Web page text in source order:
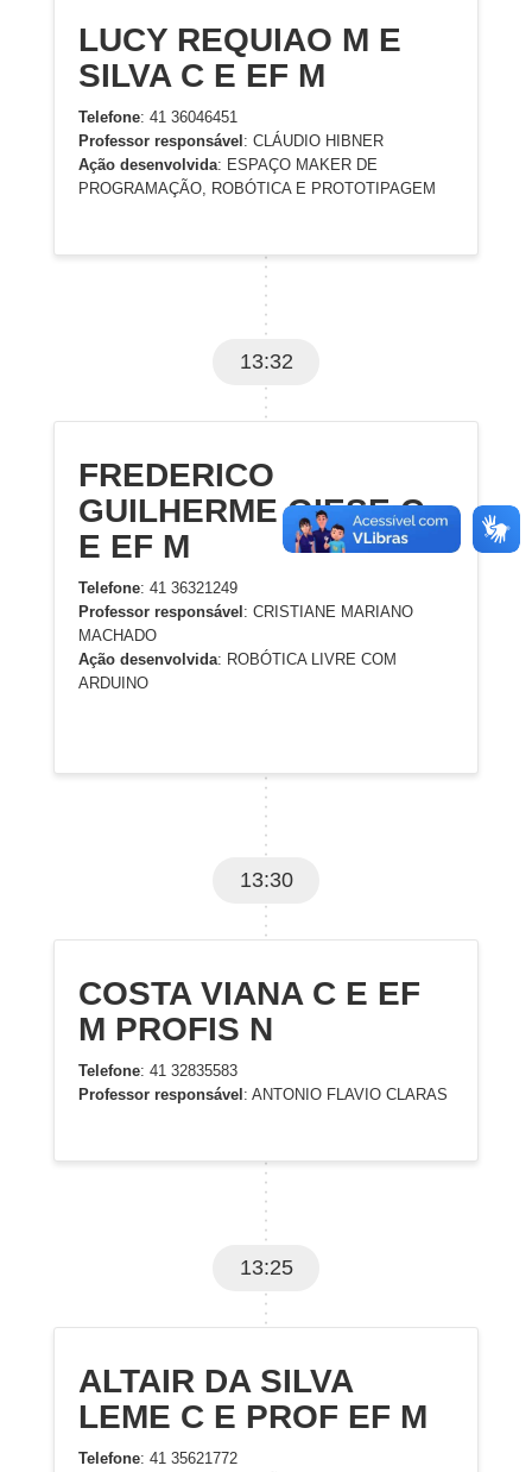
LUCY REQUIAO M E
SILVA C E EF M
Telefone: 41 36046451
Professor responsável : CLÁUDIO HIBNER
Ação desenvolvida: ESPAÇO MAKER DE
PROGRAMAÇÃO, ROBÓTICA E PROTOTIPAGEM
13:32
FREDERICO
GUILHERME GIESE C
E EF M
Telefone: 41 36321249
Professor responsável : CRISTIANE MARIANO
MACHADO
Ação desenvolvida: ROBÓTICA LIVRE COM
ARDUINO
13:30
COSTA VIANA C E EF
M PROFIS N
Telefone: 41 32835583
Professor responsável : ANTONIO FLAVIO CLARAS
13:25
ALTAIR DA SILVA
LEME C E PROF EF M
Telefone: 41 35621772